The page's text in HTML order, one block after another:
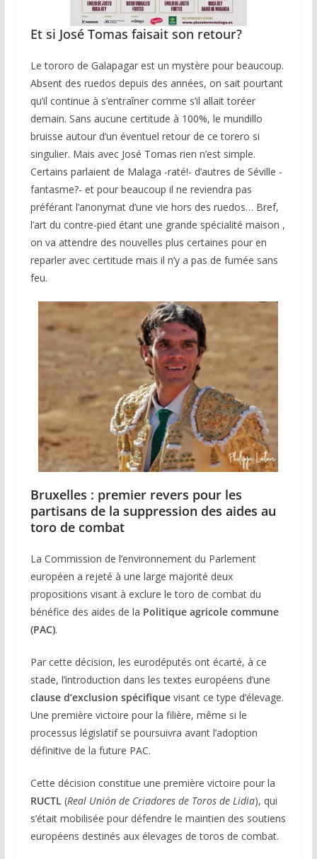
Et si José Tomas faisait son retour?
Le tororo de Galapagar est un mystère pour beaucoup.
Absent des ruedos depuis des années, on sait pourtant
qu’il continue à s’entraîner comme s’il allait toréer
demain. Sans aucune certitude à 100%, le mundillo
bruisse autour d’un éventuel retour de ce torero si
singulier. Mais avec José Tomas rien n’est simple.
Certains parlaient de Malaga -raté!- d’autres de Séville -
fantasme?- et pour beaucoup il ne reviendra pas
préférant l’anonymat d’une vie hors des ruedos… Bref,
l’art du contre-pied étant une grande spécialité maison ,
on va attendre des nouvelles plus certaines pour en
reparler avec certitude mais il n’y a pas de fumée sans
feu.
Bruxelles : premier revers pour les
partisans de la suppression des aides au
toro de combat
La Commission de l’environnement du Parlement
européen a rejeté à une large majorité deux
propositions visant à exclure le toro de combat du
bénéfice des aides de la Politique agricole commune
(PAC).
Par cette décision, les eurodéputés ont écarté, à ce
stade, l’introduction dans les textes européens d’une
clause d’exclusion spécifiquevisant ce type d’élevage.
Une première victoire pour la filière, même si le
processus législatif se poursuivra avant l’adoption
définitive de la future PAC.
Cette décision constitue une première victoire pour la
RUCTL (Real Unión de Criadores de Toros de Lidia), qui
s’était mobilisée pour défendre le maintien des soutiens
européens destinés aux élevages de toros de combat.